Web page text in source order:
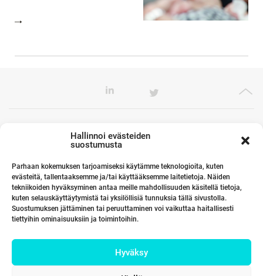
Hallinnoi evästeiden
suostumusta
Parhaan kokemuksen tarjoamiseksi käytämme teknologioita, kuten
evästeitä, tallentaaksemme ja/tai käyttääksemme laitetietoja. Näiden
tekniikoiden hyväksyminen antaa meille mahdollisuuden käsitellä tietoja,
kuten selauskäyttäytymistä tai yksilöllisiä tunnuksia tällä sivustolla.
Suostumuksen jättäminen tai peruuttaminen voi vaikuttaa haitallisesti
tiettyihin ominaisuuksiin ja toimintoihin.
Hyväksy
Toimistomme Euroopassa
Kumppanimme maailmalla